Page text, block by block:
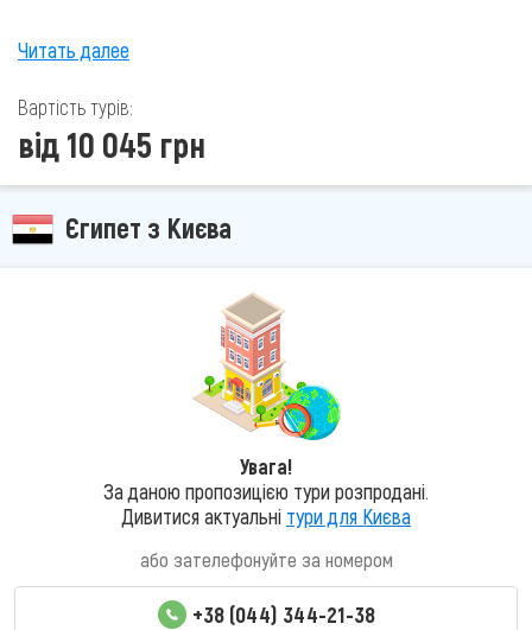
Крім того, можна досліджувати узбережжя Червоного моря
під керівництвом співробітників професійного дайвінг-
центру. Діти чудово відпочинуть в дитячому клубі,
купаючись в окремому затіненому басейні і беручи участь в
різних заходах разом з командою аніматорів.
Читать далее
Вартість турів:
від 10 045 грн
Єгипет з Києва
Увага!
За даною пропозицією тури розпродані.
Дивитися актуальні тури для Києва
або зателефонуйте за номером
+38 (044) 344-21-38